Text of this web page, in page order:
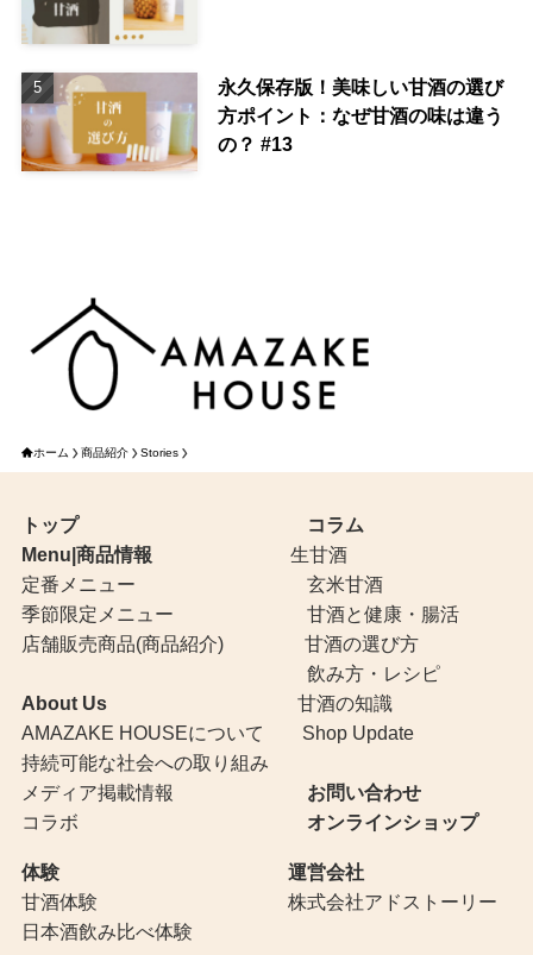
永久保存版！美味しい甘酒の選び
方ポイント：なぜ甘酒の味は違う
の？ #13
ホーム 商品紹介 Stories
トップ
コラム
Menu|商品情報
生甘酒
定番メニュー
玄米甘酒
季節限定メニュー
甘酒と健康・腸活
店舗販売商品(商品紹介)
甘酒の選び方
飲み方・レシピ
About Us
甘酒の知識
AMAZAKE HOUSEについて
Shop Update
持続可能な社会への取り組み
メディア掲載情報
お問い合わせ
コラボ
オンラインショップ
体験
運営会社
甘酒体験
株式会社アドストーリー
日本酒飲み比べ体験